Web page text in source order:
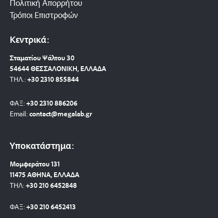
Πολιτική Απορρήτου
Τρόποι Επιστροφών
Κεντρικά:
Σταματίου Ψάλτου 30
54644 ΘΕΣΣΑΛΟΝΙΚΗ, ΕΛΛΑΔΑ
ΤΗΛ.:+30 2310 855844
ΦΑΞ:+30 2310 886206
Email:contact@megalab.gr
Υποκατάστημα:
Μομφεράτου 131
11475 ΑΘΗΝΑ, ΕΛΛΑΔΑ
ΤΗΛ:+30 210 6452848
ΦΑΞ:+30 210 6452413